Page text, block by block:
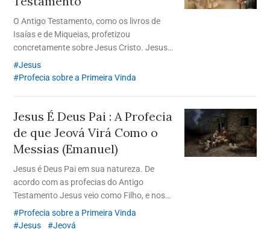
O Antigo Testamento, como os livros de
Isaías e de Miqueias, profetizou
concretamente sobre Jesus Cristo. Jesus
viveu uma vida conforme profetizado na
Bíblia, desde o seu nascimento até à morte
Jesus
Profecia sobre a Primeira Vinda
Jesus É Deus Pai : A Profecia
de que Jeová Virá Como o
Messias (Emanuel)
Jesus é Deus Pai em sua natureza. De
acordo com as profecias do Antigo
Testamento Jesus veio como Filho, e nos
deu exemplos a seguir para sermos salvos
e também nos permitiu receber a vida
Profecia sobre a Primeira Vinda
Jesus
Jeová